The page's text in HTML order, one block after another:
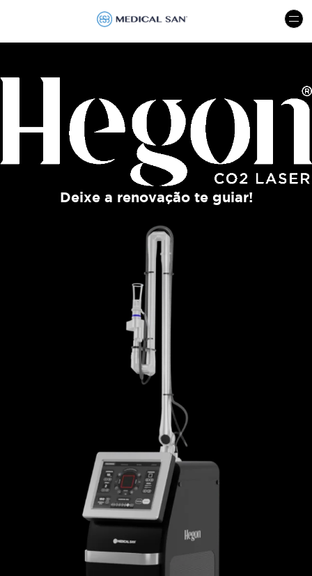
menu
Deixe a renovação te guiar!